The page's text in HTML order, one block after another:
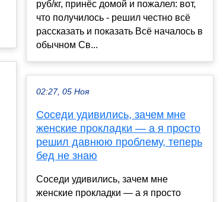
руб/кг, принёс домой и пожалел: вот,
что получилось - решил честно всё
рассказать и показать Всё началось в
обычном Св...
02:27, 05 Ноя
Соседи удивились, зачем мне
женские прокладки — а я просто
решил давнюю проблему, теперь
бед не знаю
Соседи удивились, зачем мне
женские прокладки — а я просто